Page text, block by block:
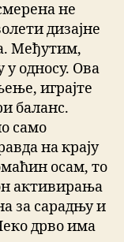
не
дизајне
Међутим,
односу. Ова
играјте
баланс.
само
на крају
осам, то
активирања
за сарадњу и
дрво има